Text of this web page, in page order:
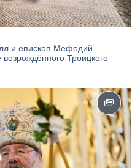
и епископ Мефодий
Троицкого